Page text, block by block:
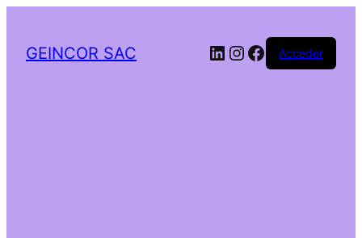
GEINCOR SAC LinkedIn
Instagram
Facebook
Acceder